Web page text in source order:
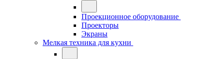
Проекционное оборудование
Проекторы
Экраны
Мелкая техника для кухни